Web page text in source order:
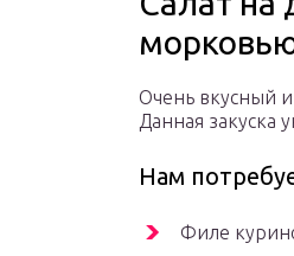
Очень вкусный
Данная закуска
Нам
Филе